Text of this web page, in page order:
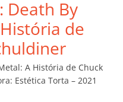
e
Cl
a
ss
ro
Li
n
k
ar
til
h
ar
Death By
de
A História de Chuck
Estética Torta – 2021